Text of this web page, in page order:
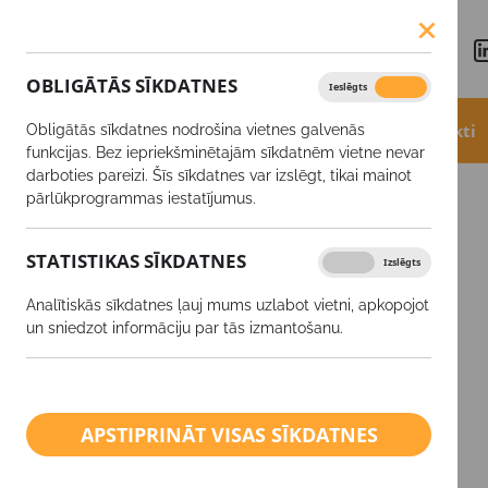
Aktualitātes Akcijas Produkti
Produkti ACTIV START
SĒKLAS
Augu aizsardzības līdzekļi
Ārpussakņu mēslošanas
līdzekļi
OBLIGĀTĀS SĪKDATNES Ieslēgts
Obligātās sīkdatnes nodrošina vietnes galvenās
funkcijas. Bez iepriekšminētajām sīkdatnēm vietne nevar
darboties pareizi. Šīs sīkdatnes var izslēgt, tikai mainot
pārlūkprogrammas iestatījumus.
STATISTIKAS SĪKDATNES Izslēgts
Analītiskās sīkdatnes ļauj mums uzlabot vietni, apkopojot
un sniedzot informāciju par tās izmantošanu.
APSTIPRINĀT VISAS SĪKDATNES